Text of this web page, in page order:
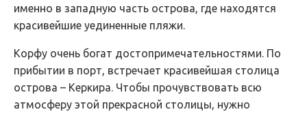
именно в западную часть острова, где находятся
красивейшие уединенные пляжи.
Корфу очень богат достопримечательностями. По
прибытии в порт, встречает красивейшая столица
острова – Керкира. Чтобы прочувствовать всю
атмосферу этой прекрасной столицы, нужно